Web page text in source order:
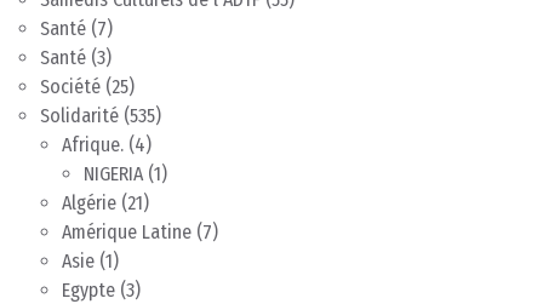
Santé (7)
Santé (3)
Société (25)
Solidarité (535)
Afrique. (4)
NIGERIA(1)
Algérie (21)
Amérique Latine (7)
Asie (1)
Egypte (3)